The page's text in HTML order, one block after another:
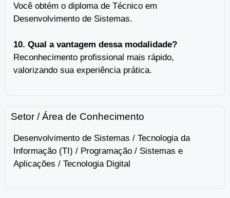
Você obtém o diploma de Técnico em
Desenvolvimento de Sistemas.
10. Qual a vantagem dessa modalidade?
Reconhecimento profissional mais rápido,
valorizando sua experiência prática.
Setor / Área de Conhecimento
Desenvolvimento de Sistemas / Tecnologia da
Informação (TI) / Programação / Sistemas e
Aplicações / Tecnologia Digital